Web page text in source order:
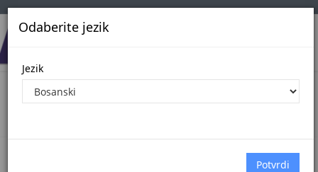
Odaberite jezik
Jezik
Registracija korisnika